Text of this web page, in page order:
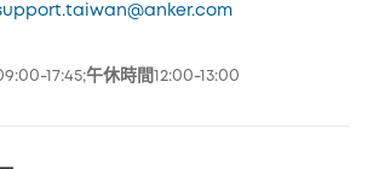
17:45;午休時間12:00-13:00